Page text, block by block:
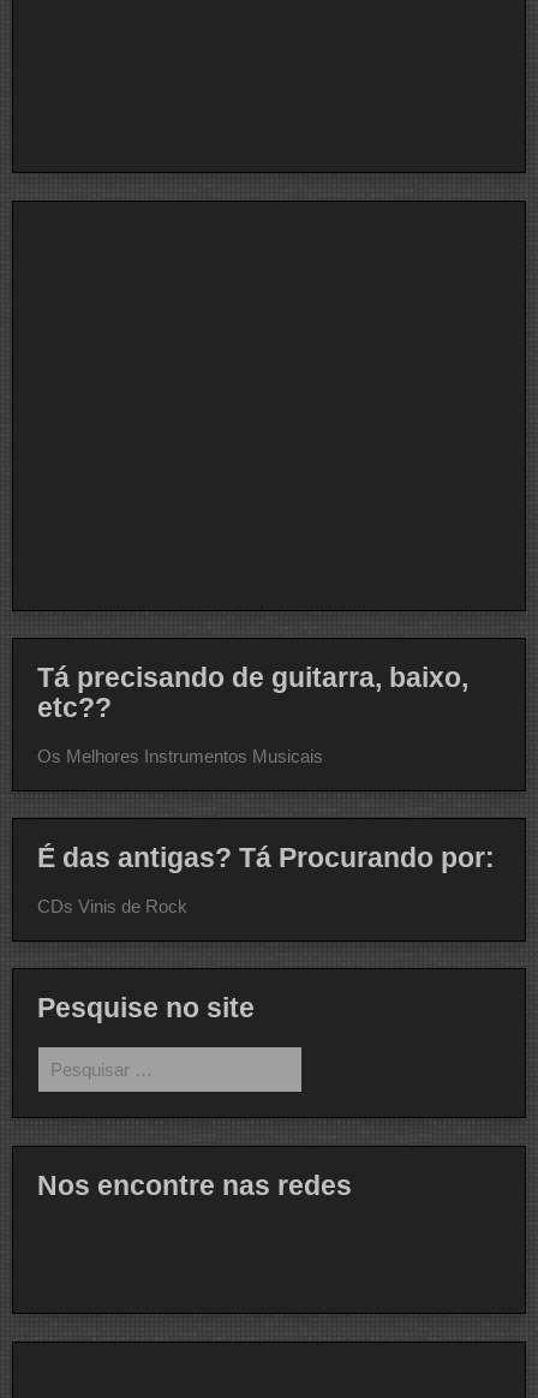
Tá precisando de guitarra, baixo,
etc??
Os Melhores Instrumentos Musicais
É das antigas? Tá Procurando por:
CDs Vinis de Rock
Pesquise no site
por:
Nos encontre nas redes